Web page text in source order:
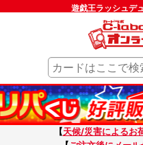
遊戯王ラッシュデ
【天候/災害によるお